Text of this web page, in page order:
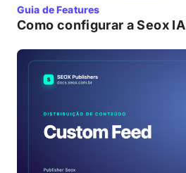
Guia de Features
Como configurar a Seox IA